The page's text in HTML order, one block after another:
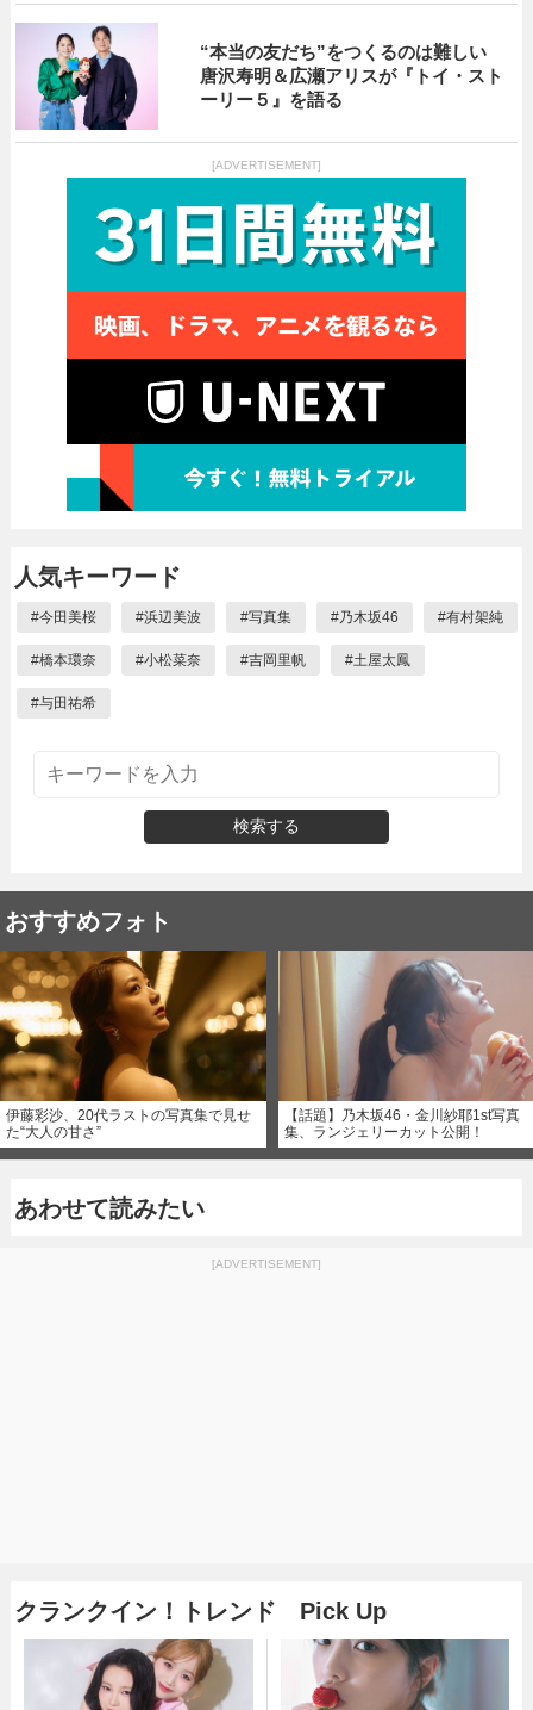
“本当の友だち”をつくるのは難しい
唐沢寿明＆広瀬アリスが『トイ・スト
ーリー５』を語る
[ADVERTISEMENT]
人気キーワード
#今田美桜 #浜辺美波 #写真集 #乃木坂46 #有村架純
#橋本環奈 #小松菜奈 #吉岡里帆 #土屋太鳳
#与田祐希
検索する
おすすめフォト
伊藤彩沙、20代ラストの写真集で見せ
た“大人の甘さ”
【話題】乃木坂46・金川紗耶1st写真
集、ランジェリーカット公開！
あわせて読みたい
[ADVERTISEMENT]
クランクイン！トレンド Pick Up